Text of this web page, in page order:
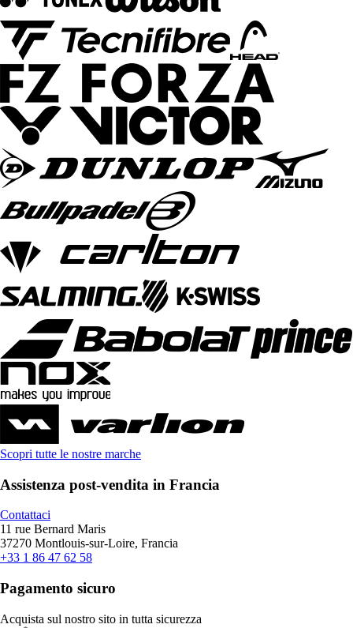
Scopri tutte le nostre marche
Assistenza post-vendita in Francia
Contattaci
11 rue Bernard Maris
37270 Montlouis-sur-Loire, Francia
+33 1 86 47 62 58
Pagamento sicuro
Acquista sul nostro sito in tutta sicurezza